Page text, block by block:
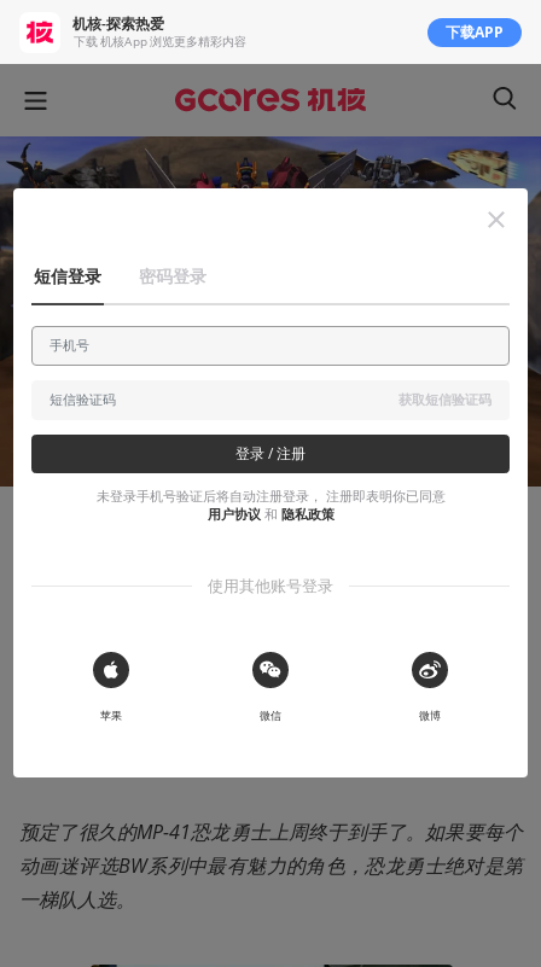
英雄本色：我心中的恐龙勇士
FanChe 2018-08-31
预定了很久的MP-41恐龙勇士上周终于到手了。如果要每个
动画迷评选BW系列中最有魅力的角色，恐龙勇士绝对是第
一梯队人选。
机核-探索热爱
下载 机核App 浏览更多精彩内容 下载APP
短信登录 密码登录
获取短信验证码
登录 / 注册
未登录手机号验证后将自动注册登录， 注册即表明你已同意
用户协议 和 隐私政策
使用其他账号登录
 Sign in with Apple
苹果 微信 微博